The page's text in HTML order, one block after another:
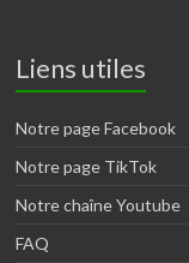
Liens utiles
Notre page Facebook
Notre page TikTok
Notre chaîne Youtube
FAQ